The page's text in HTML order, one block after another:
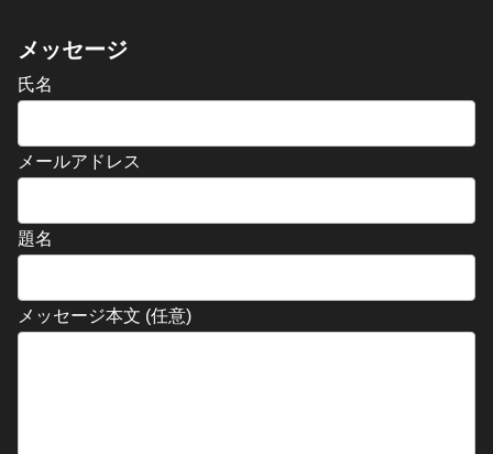
メッセージ
氏名
メールアドレス
題名
メッセージ本文 (任意)